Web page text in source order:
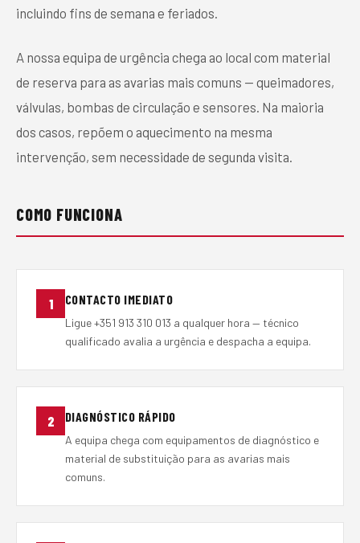
incluindo fins de semana e feriados.
A nossa equipa de urgência chega ao local com material
de reserva para as avarias mais comuns — queimadores,
válvulas, bombas de circulação e sensores. Na maioria
dos casos, repõem o aquecimento na mesma
intervenção, sem necessidade de segunda visita.
COMO FUNCIONA
1 CONTACTO IMEDIATO
Ligue +351 913 310 013 a qualquer hora — técnico
qualificado avalia a urgência e despacha a equipa.
2 DIAGNÓSTICO RÁPIDO
A equipa chega com equipamentos de diagnóstico e
material de substituição para as avarias mais
comuns.